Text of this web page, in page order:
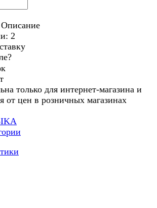
Описание
2
только для интернет-магазина и
от цен в розничных магазинах